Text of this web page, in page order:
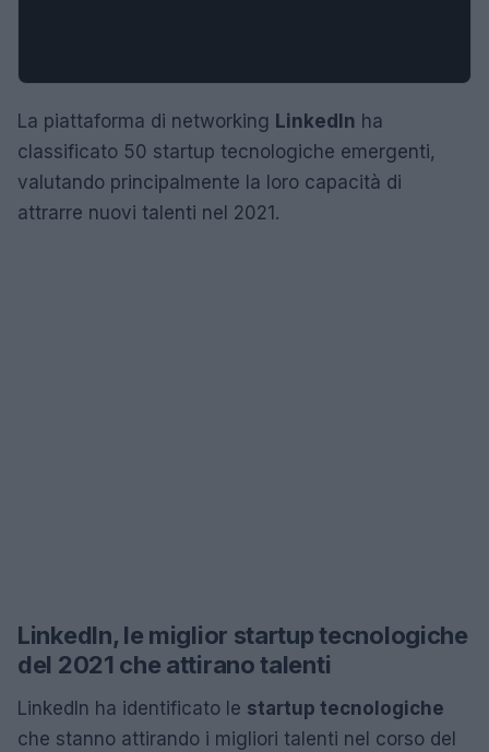
La piattaforma di networking LinkedIn ha
classificato 50 startup tecnologiche emergenti,
valutando principalmente la loro capacità di
attrarre nuovi talenti nel 2021.
LinkedIn, le miglior startup tecnologiche
del 2021 che attirano talenti
LinkedIn ha identificato le startup tecnologiche
che stanno attirando i migliori talenti nel corso del